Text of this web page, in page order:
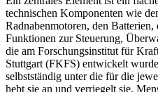
technischen Komponenten wie
Radnabenmotoren, den
Funktionen zur Steuerung,
die am Forschungsinstitut für
Stuttgart (FKFS) entwickelt
selbstständig unter die für die
hebt sie an und verriegelt sie.